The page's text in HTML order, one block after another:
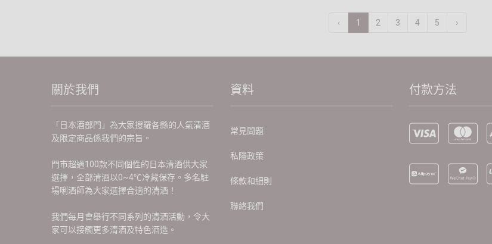
‹ 1 2 3 4 5 ›
關於我們
「日本酒部門」為大家搜羅各縣的人氣清酒
及限定商品係我們的宗旨。
門市超過100款不同個性的日本清酒供大家
選擇，全部清酒以0~4℃冷藏保存。多名駐
場唎酒師為大家選擇合適的清酒！
我們每月會舉行不同系列的清酒活動，令大
家可以接觸更多清酒及特色酒造。
資料
常見問題
私隱政策
條款和細則
聯絡我們
付款方法